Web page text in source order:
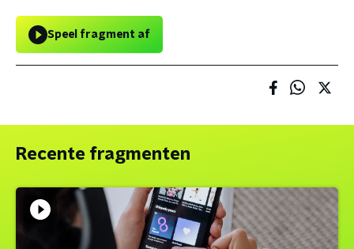
Speel fragment af
Recente fragmenten